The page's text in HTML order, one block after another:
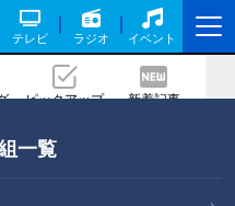
テレビ ラジオ イベント
ピックアップ 新着記事
一覧